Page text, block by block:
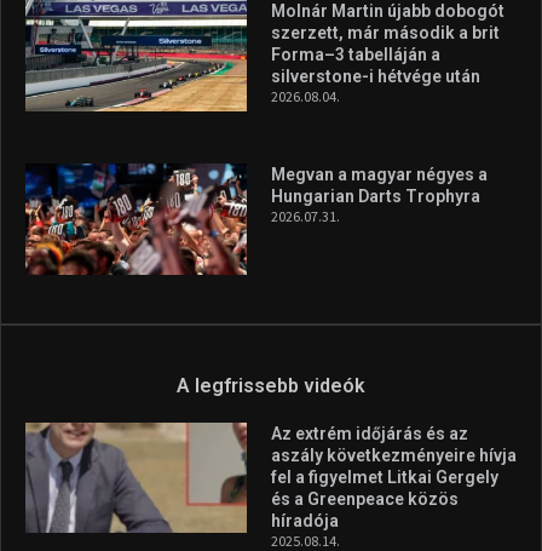
Molnár Martin újabb dobogót
szerzett, már második a brit
Forma–3 tabelláján a
silverstone-i hétvége után
2026.08.04.
Megvan a magyar négyes a
Hungarian Darts Trophyra
2026.07.31.
A legfrissebb videók
Az extrém időjárás és az
aszály következményeire hívja
fel a figyelmet Litkai Gergely
és a Greenpeace közös
híradója
2025.08.14.